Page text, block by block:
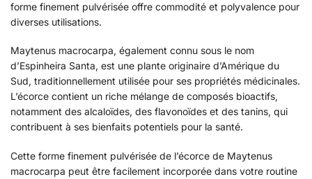
forme finement pulvérisée offre commodité et polyvalence pour
diverses utilisations.
Maytenus macrocarpa, également connu sous le nom
d’Espinheira Santa, est une plante originaire d’Amérique du
Sud, traditionnellement utilisée pour ses propriétés médicinales.
L’écorce contient un riche mélange de composés bioactifs,
notamment des alcaloïdes, des flavonoïdes et des tanins, qui
contribuent à ses bienfaits potentiels pour la santé.
Cette forme finement pulvérisée de l’écorce de Maytenus
macrocarpa peut être facilement incorporée dans votre routine